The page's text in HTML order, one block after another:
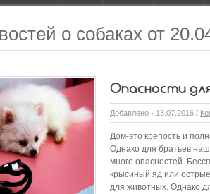
о собаках от
Опасности
Добавлено - 13.07.2016 /
Дом-это крепость и
Однако для братьев
много опасностей.
крысиный яд или
для животных. Однако